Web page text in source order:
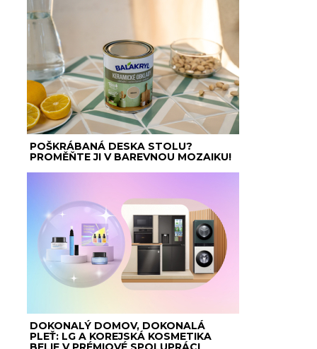
POŠKRÁBANÁ DESKA STOLU?
PROMĚŇTE JI V BAREVNOU MOZAIKU!
DOKONALÝ DOMOV, DOKONALÁ
PLEŤ: LG A KOREJSKÁ KOSMETIKA